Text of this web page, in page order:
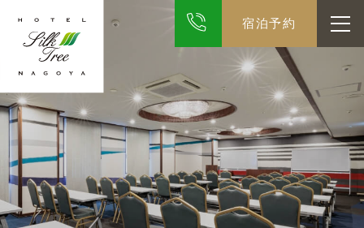
宿泊予約
ご予約は24時間受付中
TEL052-222-1113
お得なメンバーズ会員